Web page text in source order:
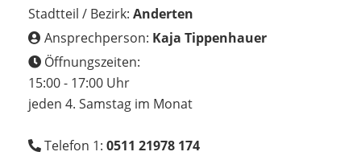
Stadtteil / Bezirk: Anderten
Ansprechperson: Kaja Tippenhauer
Öffnungszeiten:
15:00 - 17:00 Uhr
jeden 4. Samstag im Monat
Telefon 1: 0511 21978 174